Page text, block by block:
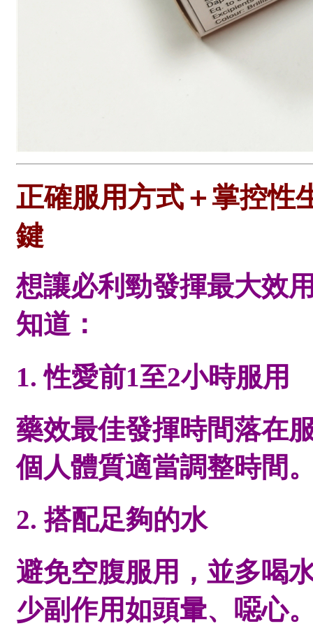
正確服用方式＋掌控性
鍵
想讓必利勁發揮最大效
知道：
1. 性愛前1至2小時服用
藥效最佳發揮時間落在
個人體質適當調整時間
2. 搭配足夠的水
避免空腹服用，並多喝
少副作用如頭暈、噁心